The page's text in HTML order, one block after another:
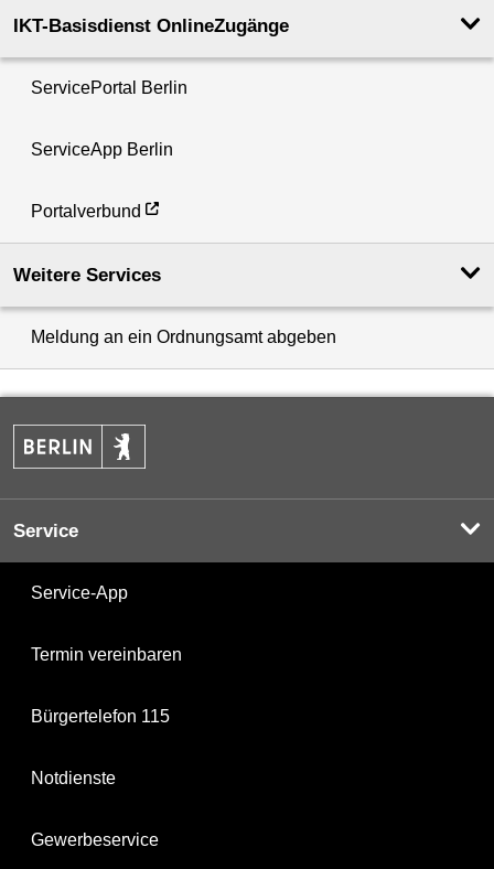
IKT-Basisdienst OnlineZugänge
ServicePortal Berlin
ServiceApp Berlin
Portalverbund
Weitere Services
Meldung an ein Ordnungsamt abgeben
Service
Service-App
Termin vereinbaren
Bürgertelefon 115
Notdienste
Gewerbeservice